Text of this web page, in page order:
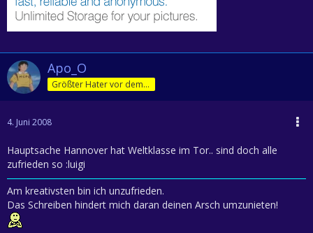
Apo_O
Größter Hater vor dem Herrn
4. Juni 2008
Hauptsache Hannover hat Weltklasse im Tor.. sind doch alle
zufrieden so :luigi
Am kreativsten bin ich unzufrieden.
Das Schreiben hindert mich daran deinen Arsch umzunieten!